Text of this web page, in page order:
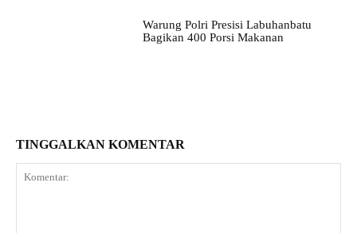
Warung Polri Presisi Labuhanbatu
Bagikan 400 Porsi Makanan
TINGGALKAN KOMENTAR